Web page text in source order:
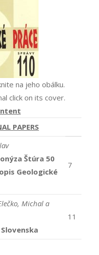
na jeho obálku.
click on its cover.
PAPERS
Štúra 50
Geologické
7
Michal a
11